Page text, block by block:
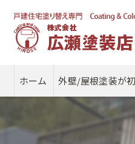
ホーム 外壁/屋根塗装が